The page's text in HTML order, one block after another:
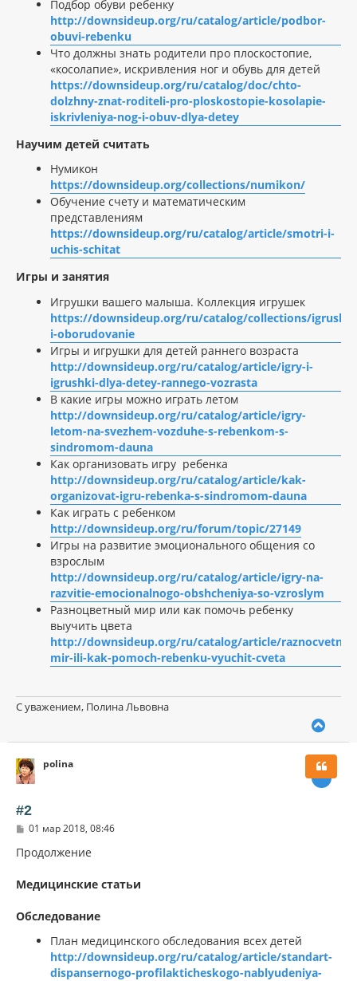
Подбор обуви ребенку
http://downsideup.org/ru/catalog/article/podbor-
obuvi-rebenku
Что должны знать родители про плоскостопие,
«косолапие», искривления ног и обувь для детей
https://downsideup.org/ru/catalog/doc/chto-
dolzhny-znat-roditeli-pro-ploskostopie-kosolapie-
iskrivleniya-nog-i-obuv-dlya-detey
Научим детей считать
Нумикон
https://downsideup.org/collections/numikon/
Обучение счету и математическим
представлениям
https://downsideup.org/ru/catalog/article/smotri-i-
uchis-schitat
Игры и занятия
Игрушки вашего малыша. Коллекция игрушек
https://downsideup.org/ru/catalog/collections/
i-oborudovanie
Игры и игрушки для детей раннего возраста
http://downsideup.org/ru/catalog/article/igry-i-
igrushki-dlya-detey-rannego-vozrasta
В какие игры можно играть летом
http://downsideup.org/ru/catalog/article/igry-
letom-na-svezhem-vozduhe-s-rebenkom-s-
sindromom-dauna
Как организовать игру ребенка
http://downsideup.org/ru/catalog/article/kak-
organizovat-igru-rebenka-s-sindromom-dauna
Как играть с ребенком
http://downsideup.org/ru/forum/topic/27149
Игры на развитие эмоционального общения со
взрослым
http://downsideup.org/ru/catalog/article/igry-na-
razvitie-emocionalnogo-obshcheniya-so-vzroslym
Разноцветный мир или как помочь ребенку
выучить цвета
http://downsideup.org/ru/catalog/article/
mir-ili-kak-pomoch-rebenku-vyuchit-cveta
С уважением, Полина Львовна
у
polina
#2
С
о
б
е
е
01 мар 2018, 08:46
Продолжение
Медицинские статьи
Обследование
План медицинского обследования всех детей
http://downsideup.org/ru/catalog/article/standart-
dispansernogo-profilakticheskogo-nablyudeniya-